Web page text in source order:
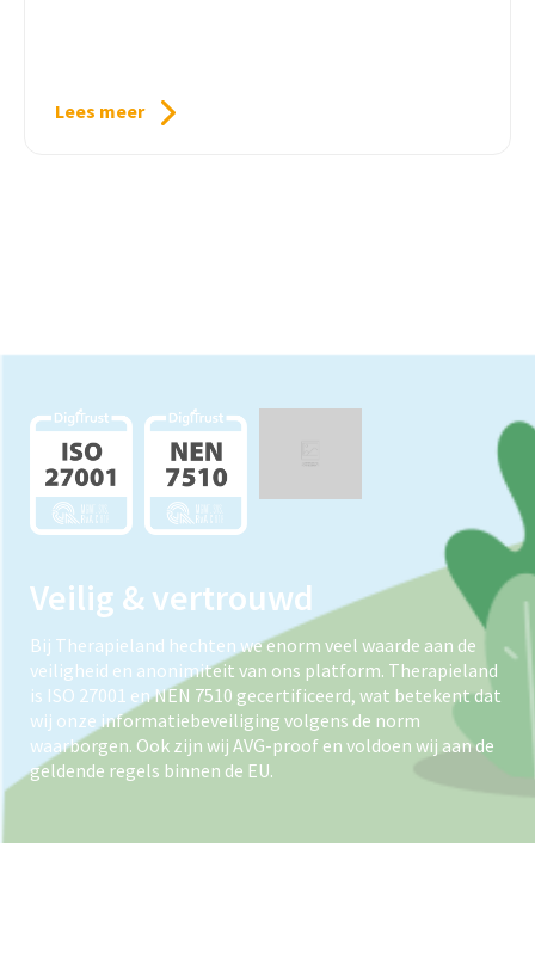
Lees meer
Veilig & vertrouwd
Bij Therapieland hechten we enorm veel waarde aan de
veiligheid en anonimiteit van ons platform. Therapieland
is ISO 27001 en NEN 7510 gecertificeerd, wat betekent dat
wij onze informatiebeveiliging volgens de norm
waarborgen. Ook zijn wij AVG-proof en voldoen wij aan de
geldende regels binnen de EU.